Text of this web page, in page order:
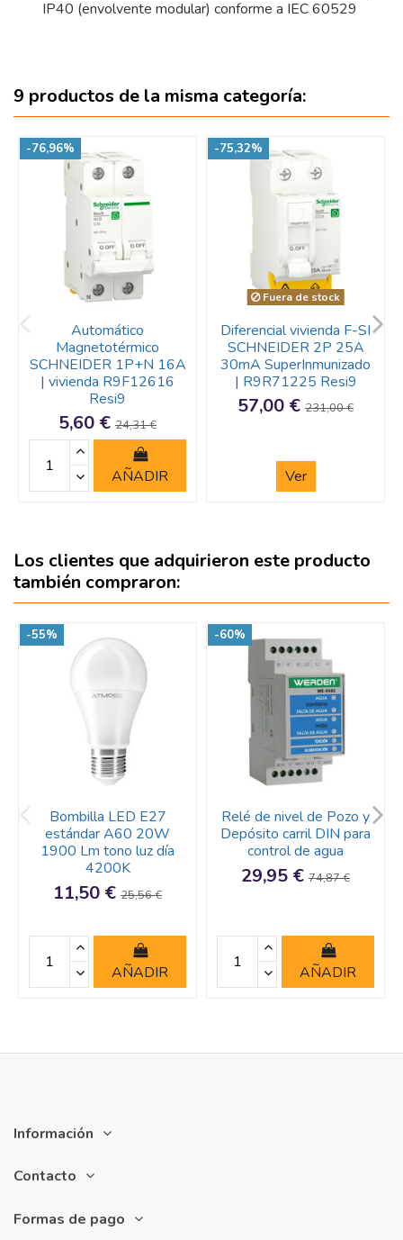
IP40 (envolvente modular) conforme a IEC 60529
9 productos de la misma categoría:
-76,96%
Automático
Magnetotérmico
SCHNEIDER 1P+N 16A
| vivienda R9F12616
Resi9
5,60 € 24,31 €
AÑADIR
-75,32%
Fuera de stock
Diferencial vivienda F-SI
SCHNEIDER 2P 25A
30mA SuperInmunizado
| R9R71225 Resi9
57,00 € 231,00 €
Ver
Los clientes que adquirieron este producto
también compraron:
-55%
Bombilla LED E27
estándar A60 20W
1900 Lm tono luz día
4200K
11,50 € 25,56 €
AÑADIR
-60%
Relé de nivel de Pozo y
Depósito carril DIN para
control de agua
29,95 € 74,87 €
AÑADIR
Información
Contacto
Formas de pago